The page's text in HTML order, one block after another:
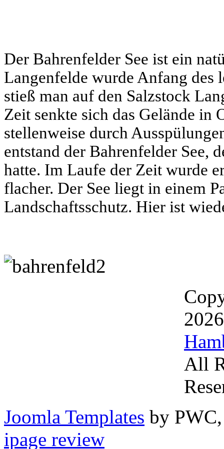
Der Bahrenfelder See ist ein
Langenfelde wurde Anfang des
stieß man auf den Salzstock
Zeit senkte sich das Gelände in
stellenweise durch
entstand der Bahrenfelder See,
hatte. Im Laufe der Zeit wurde
flacher. Der See liegt in einem
Landschaftsschutz. Hier ist
All
Joomla Templates by
ipage review